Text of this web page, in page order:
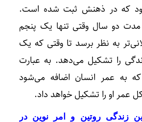
که در ذهنش ثبت شده است.
دو سال وقتی تنها یک پنجم
به نظر برسد تا وقتی که یک
را تشکیل می‌دهد. به عبارت
به عمر انسان اضافه می‌شود
عمر او را تشکیل خواهد داد.
زندگی روتین و امر نوین در